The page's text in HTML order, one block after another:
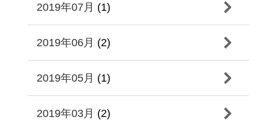
2019年07月 (1)
2019年06月 (2)
2019年05月 (1)
2019年03月 (2)